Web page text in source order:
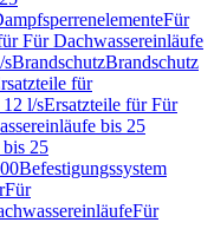
Für
Für Dachwassereinläufe
sBrandschutzBrandschutz
für
l/sErsatzteile für Für
bis 25
25
Befestigungssystem
Für
Für